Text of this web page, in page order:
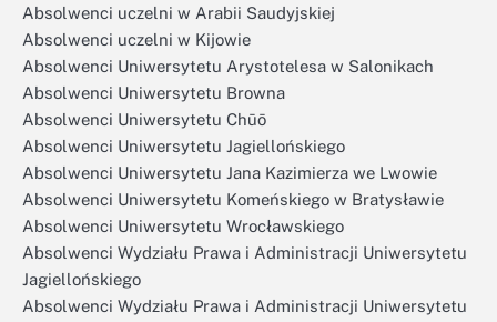
Absolwenci uczelni w Arabii Saudyjskiej
Absolwenci uczelni w Kijowie
Absolwenci Uniwersytetu Arystotelesa w Salonikach
Absolwenci Uniwersytetu Browna
Absolwenci Uniwersytetu Chūō
Absolwenci Uniwersytetu Jagiellońskiego
Absolwenci Uniwersytetu Jana Kazimierza we Lwowie
Absolwenci Uniwersytetu Komeńskiego w Bratysławie
Absolwenci Uniwersytetu Wrocławskiego
Absolwenci Wydziału Prawa i Administracji Uniwersytetu
Jagiellońskiego
Absolwenci Wydziału Prawa i Administracji Uniwersytetu